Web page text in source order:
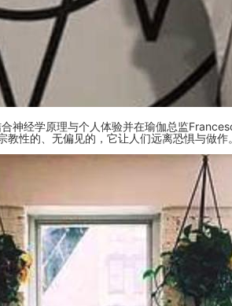
神经学原理与个人体验并在瑜伽总监
教性的、无偏见的，它让人们远离恐惧与做作